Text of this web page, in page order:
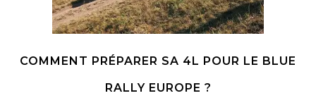
COMMENT PRÉPARER SA 4L POUR LE BLUE
RALLY EUROPE ?